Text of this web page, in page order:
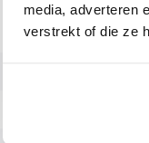
media, adverteren
verstrekt of die ze
Onopvallend